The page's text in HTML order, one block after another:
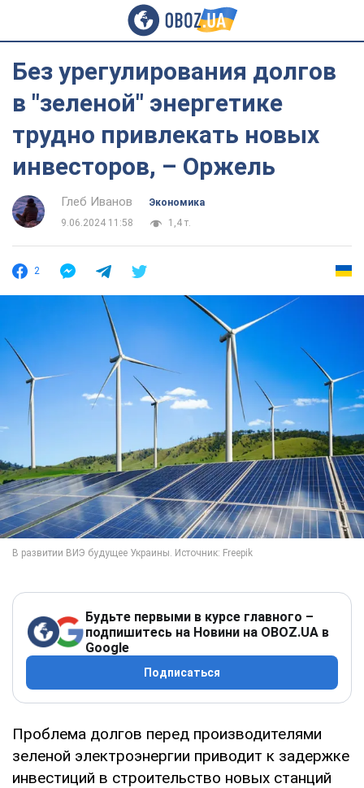
Без урегулирования долгов
в "зеленой" энергетике
трудно привлекать новых
инвесторов, – Оржель
Глеб Иванов
Экономика
9.06.2024 11:58
1,4 т.
2
Будьте первыми в курсе главного –
подпишитесь на Новини на OBOZ.UA в
Google
Подписаться
Проблема долгов перед производителями
зеленой электроэнергии приводит к задержке
инвестиций в строительство новых станций